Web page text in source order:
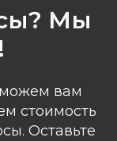
Мы
вам
стоимость
Оставьте